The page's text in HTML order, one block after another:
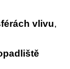
vlivu,